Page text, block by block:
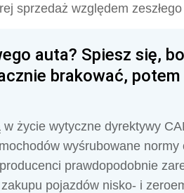
sprzedaż względem
auta? Spiesz się,
brakować,
życie wytyczne dyrektywy
wyśrubowane
prawdopodobnie
pojazdów nisko- i